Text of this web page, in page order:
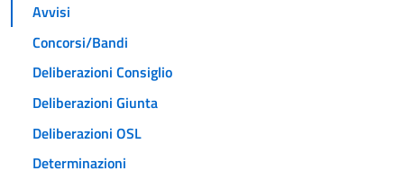
Avvisi
Concorsi/Bandi
Deliberazioni Consiglio
Deliberazioni Giunta
Deliberazioni OSL
Determinazioni